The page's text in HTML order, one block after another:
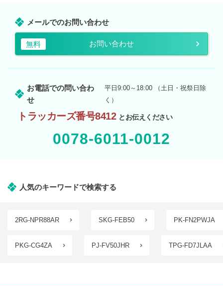
メールでのお問い合わせ
無料 お問い合わせ
お電話での問い合わ
せ
平日9:00～18:00 （土日・祝祭日除
く）
トラッカーズ番号8412 とお伝えください
0078-6011-0012
人気のキーワードで検索する
2RG-NPR88AR SKG-FEB50 PK-FN2PWJA
PKG-CG4ZA PJ-FV50JHR TPG-FD7JLAA